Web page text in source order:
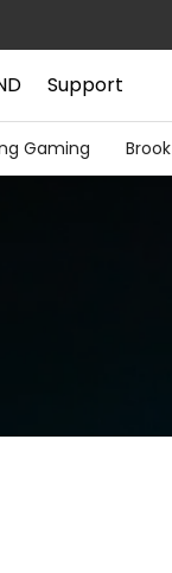
Support
Gaming Brook